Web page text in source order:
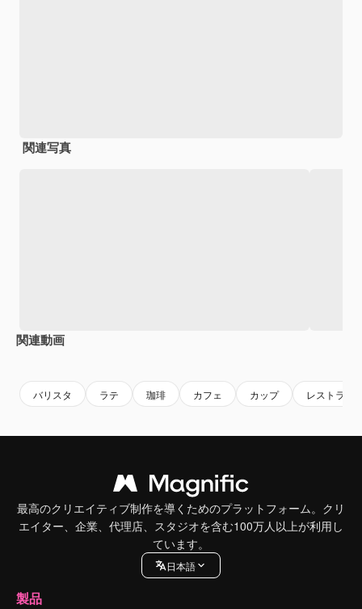
関連写真
関連動画
バリスタ ラテ 珈琲 カフェ カップ レストラン
最高のクリエイティブ制作を導くためのプラットフォーム。クリ
エイター、企業、代理店、スタジオを含む100万人以上が利用し
ています。
日本語
製品